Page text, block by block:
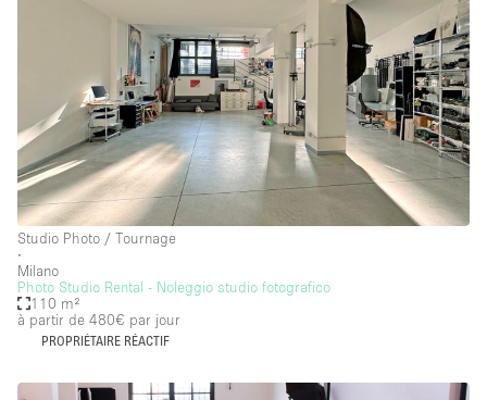
Studio Photo / Tournage
∙
Milano
Photo Studio Rental - Noleggio studio fotografico
110 m²
à partir de 480€ par jour
PROPRIÉTAIRE RÉACTIF